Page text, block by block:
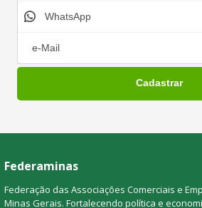
Federaminas
Federação das Associações Comerciais e
Minas Gerais. Fortalecendo política e